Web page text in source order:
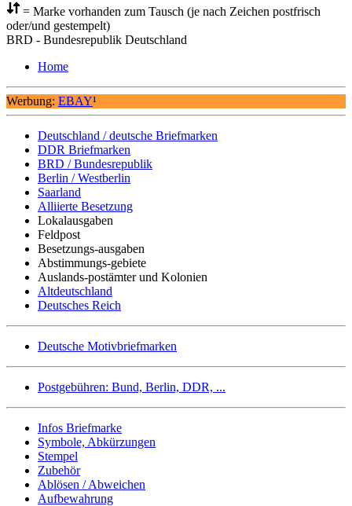
= Marke vorhanden zum Tausch (je nach Zeichen postfrisch
oder/und gestempelt)
BRD - Bundesrepublik Deutschland
Home
Werbung: EBAY¹
Deutschland / deutsche Briefmarken
DDR Briefmarken
BRD / Bundesrepublik
Berlin / Westberlin
Saarland
Alliierte Besetzung
Lokalausgaben
Feldpost
Besetzungs-ausgaben
Abstimmungs-gebiete
Auslands-postämter und Kolonien
Altdeutschland
Deutsches Reich
Deutsche Motivbriefmarken
Postgebühren: Bund, Berlin, DDR, ...
Infos Briefmarke
Symbole, Abkürzungen
Stempel
Zubehör
Ablösen / Abweichen
Aufbewahrung